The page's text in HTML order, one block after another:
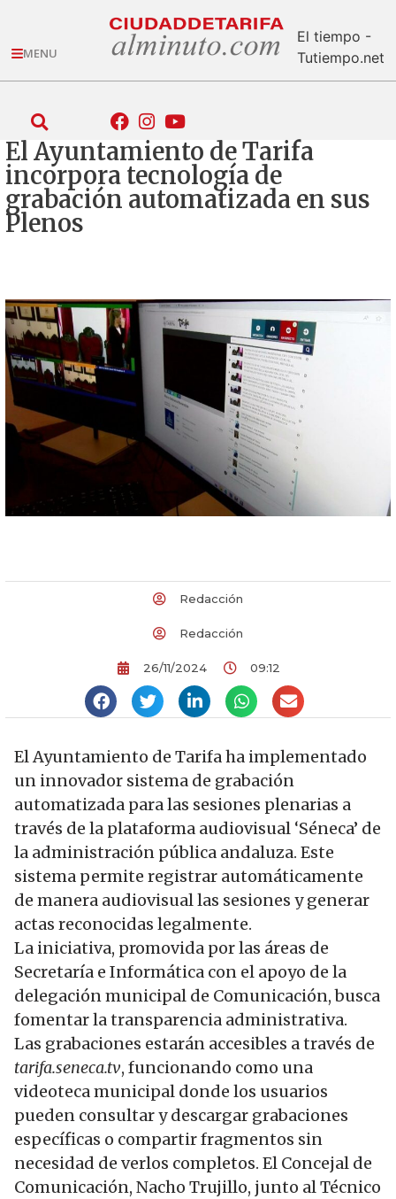
MENU
El tiempo -
Tutiempo.net
El Ayuntamiento de Tarifa
incorpora tecnología de
grabación automatizada en sus
Plenos
Redacción
Redacción
26/11/2024 09:12
El Ayuntamiento de Tarifa ha implementado
un innovador sistema de grabación
automatizada para las sesiones plenarias a
través de la plataforma audiovisual ‘Séneca’ de
la administración pública andaluza. Este
sistema permite registrar automáticamente
de manera audiovisual las sesiones y generar
actas reconocidas legalmente.
La iniciativa, promovida por las áreas de
Secretaría e Informática con el apoyo de la
delegación municipal de Comunicación, busca
fomentar la transparencia administrativa.
Las grabaciones estarán accesibles a través de
tarifa.seneca.tv, funcionando como una
videoteca municipal donde los usuarios
pueden consultar y descargar grabaciones
específicas o compartir fragmentos sin
necesidad de verlos completos. El Concejal de
Comunicación, Nacho Trujillo, junto al Técnico